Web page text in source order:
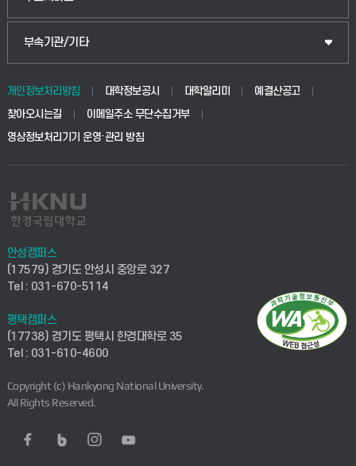
부속기관/기타
개인정보처리방침 대학정보공시 대학알리미
예결산공고
찾아오시는길
이메일주소 무단수집거부
영상정보처리기기 운영·관리 방침
안성캠퍼스
(17579) 경기도 안성시 중앙로 327
Tel : 031-670-5114
평택캠퍼스
(17738) 경기도 평택시 한경대학로 35
Tel : 031-610-4600
Copyright (c) Hankyong National University.
All Rights Reserved.